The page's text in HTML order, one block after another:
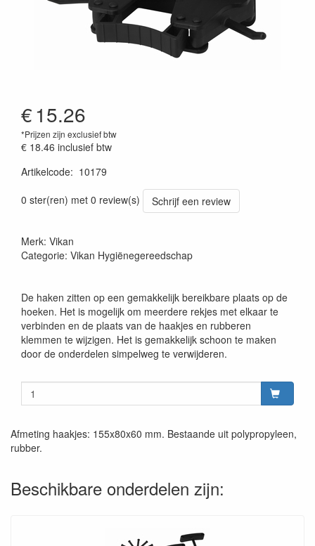
€15.26
*Prijzen zijn exclusief btw
€ 18.46 inclusief btw
Artikelcode: 10179
0 ster(ren) met 0 review(s)
Schrijf een review
Merk: Vikan
Categorie: Vikan Hygiënegereedschap
De haken zitten op een gemakkelijk bereikbare plaats op de
hoeken. Het is mogelijk om meerdere rekjes met elkaar te
verbinden en de plaats van de haakjes en rubberen
klemmen te wijzigen. Het is gemakkelijk schoon te maken
door de onderdelen simpelweg te verwijderen.
Afmeting haakjes: 155x80x60 mm. Bestaande uit polypropyleen,
rubber.
Beschikbare onderdelen zijn: